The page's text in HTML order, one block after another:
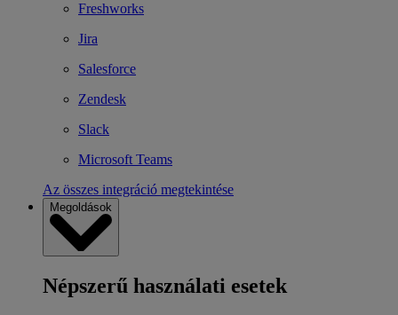
Freshworks
Jira
Salesforce
Zendesk
Slack
Microsoft Teams
Az összes integráció megtekintése
Megoldások
Népszerű használati esetek